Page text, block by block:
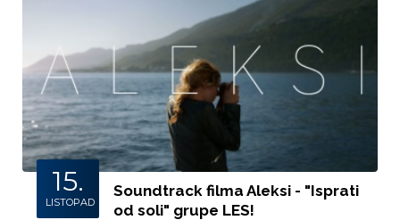
15.
LISTOPAD
Soundtrack filma Aleksi - "Isprati
od soli" grupe LES!